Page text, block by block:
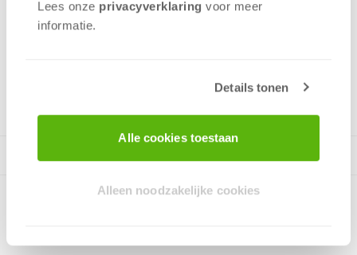
Lees onze privacyverklaring voor meer
informatie.
Details tonen
Alle cookies toestaan
Alleen noodzakelijke cookies
Bijzondere puzzel met een Glow in the Dark effect!